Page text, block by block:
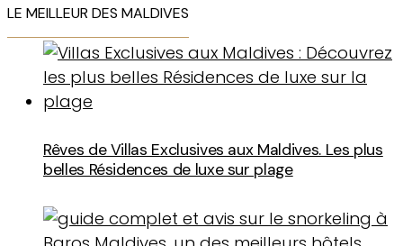
LE MEILLEUR DES MALDIVES
Rêves de Villas Exclusives aux Maldives. Les plus
belles Résidences de luxe sur plage